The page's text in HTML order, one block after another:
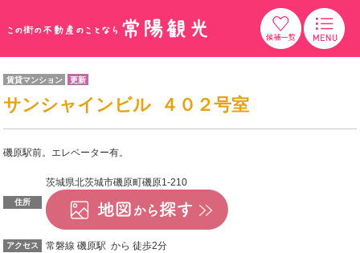
賃貸マンション 更新
サンシャインビル ４０２号室
磯原駅前。エレベーター有。
住所
茨城県北茨城市磯原町磯原1-210
アクセス 常磐線 磯原駅 から 徒歩2分